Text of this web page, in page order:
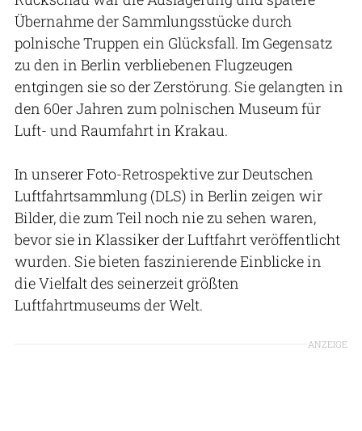
Übernahme der Sammlungsstücke durch
polnische Truppen ein Glücksfall. Im Gegensatz
zu den in Berlin verbliebenen Flugzeugen
entgingen sie so der Zerstörung. Sie gelangten in
den 60er Jahren zum polnischen Museum für
Luft- und Raumfahrt in Krakau.
In unserer Foto-Retrospektive zur Deutschen
Luftfahrtsammlung (DLS) in Berlin zeigen wir
Bilder, die zum Teil noch nie zu sehen waren,
bevor sie in Klassiker der Luftfahrt veröffentlicht
wurden. Sie bieten faszinierende Einblicke in
die Vielfalt des seinerzeit größten
Luftfahrtmuseums der Welt.
ANZEIGE